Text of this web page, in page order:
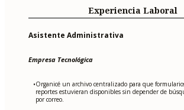
Experiencia Laboral
Asistente Administrativa
Empresa Tecnológica
•Organicé un archivo centralizado para que
reportes estuvieran disponibles sin depender de
por correo.